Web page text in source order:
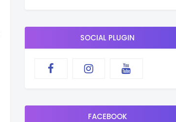
SOCIAL PLUGIN
FACEBOOK